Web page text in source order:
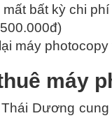
mất bất kỳ chi
máy
máy
Dương